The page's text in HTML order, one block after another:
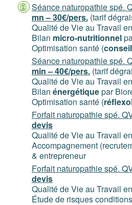
Séance naturopathie spé.
mn – 30€/pers.(tarif
Qualité de Vie au Travail
Bilan micro-nutritionnel
Optimisation santé (
Séance naturopathie spé.
min – 40€/pers.(tarif
Qualité de Vie au Travail
Bilan énergétiquepar
Optimisation santé (
Forfait naturopathie spé.
devis
Qualité de Vie au Travail
Accompagnement
& entrepreneur
Forfait naturopathie spé.
devis
Qualité de Vie au Travail
Étude de risques